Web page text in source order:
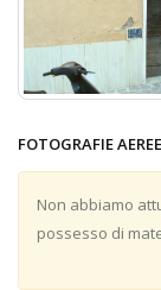
FOTOGRAFIE AEREE
Non abbiamo
possesso di